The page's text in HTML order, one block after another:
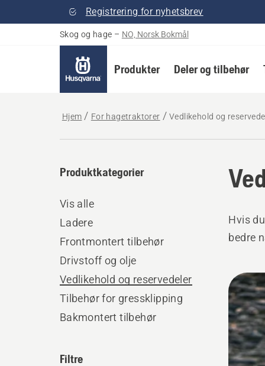
Registrering for nyhetsbrev
Skog og hage – NO, Norsk Bokmål
Produkter Deler og tilbehør
Hjem For hagetraktorer Vedlikehold og
Produktkategorier
Vis alle
Ladere
Frontmontert tilbehør
Drivstoff og olje
Vedlikehold og reservedeler
Tilbehør for gressklipping
Bakmontert tilbehør
Filtre
Hvis
bedre
Alle